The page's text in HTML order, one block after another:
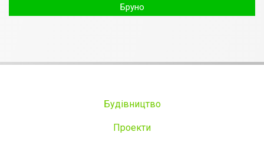
Бруно
Будівництво
Проекти